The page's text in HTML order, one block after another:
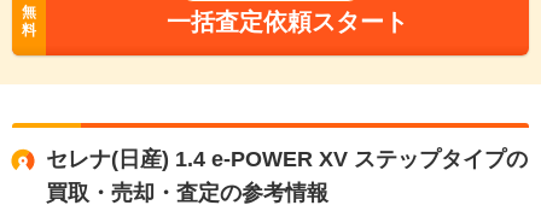
無
料
一括査定依頼スタート
セレナ(日産) 1.4 e-POWER XV ステップタイプの
買取・売却・査定の参考情報